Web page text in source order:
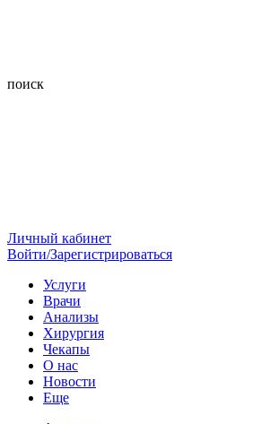
поиск
Личный кабинет
Войти/Зарегистрироваться
Услуги
Врачи
Анализы
Хирургия
Чекапы
О нас
Новости
Еще